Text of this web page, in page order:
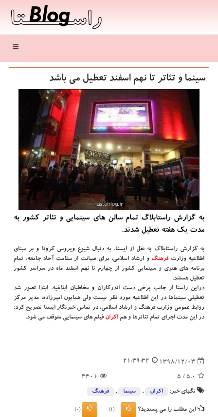
منو
سینما و تئاتر تا نهم اسفند تعطیل می باشد
به گزارش راستابلاگ تمام سالن های سینمایی و تئاتر كشور به
مدت یك هفته تعطیل شدند.
به گزارش راستابلاگ به نقل از ایسنا، به دنبال شیوع ویروس كرونا و بر مبنای
اطلاعیه وزارت فرهنگ و ارشاد اسلامی، برای صیانت از سلامت آحاد جامعه، تمام
برنامه های هنری و سینمایی كشور از چهارم تا نهم اسفند ماه در سراسر كشور
تعطیل هستند.
دراین راستا از جانب برخی دست اندركاران و مخاطبان ابلاغیه، ابتدا تصور شد
تعطیلی سینماها در این اطلاعیه مورد نظر نیست ولی همایون امیرزاده، مدیر مركز
روابط عمومی وزارت فرهنگ و ارشاد اسلامی، در تماس خبرنگار ایسنا تصریح كرد:
در این مدت اجرای تمام تئاترها و هم اكران فیلم های سینمایی متوقف می شود.
1398/12/03
21:39:32
5.0
/ 5
4401
تگهای خبر: اكران , سینما , فرهنگ
این مطلب را می پسندید؟ (1)
(0)